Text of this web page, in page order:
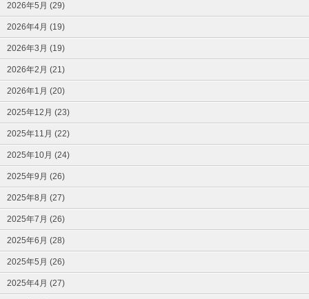
2026年5月 (29)
2026年4月 (19)
2026年3月 (19)
2026年2月 (21)
2026年1月 (20)
2025年12月 (23)
2025年11月 (22)
2025年10月 (24)
2025年9月 (26)
2025年8月 (27)
2025年7月 (26)
2025年6月 (28)
2025年5月 (26)
2025年4月 (27)